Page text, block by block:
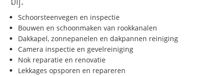
Schoorsteenvegen en inspectie
Bouwen en schoonmaken van rookkanalen
Dakkapel, zonnepanelen en dakpannen reiniging
Camera inspectie en gevelreiniging
Nok reparatie en renovatie
Lekkages opsporen en repareren